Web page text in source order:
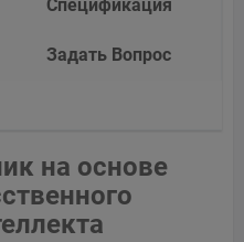
Спецификация
Задать Вопрос
на основе